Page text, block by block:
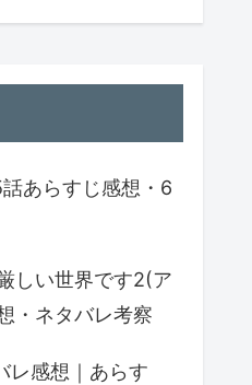
あらすじ感想・6
しい世界です2(ア
・ネタバレ考察
レ感想｜あらす